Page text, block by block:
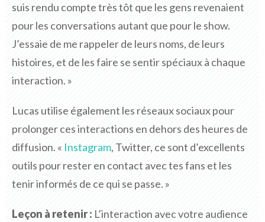
suis rendu compte très tôt que les gens revenaient
pour les conversations autant que pour le show.
J’essaie de me rappeler de leurs noms, de leurs
histoires, et de les faire se sentir spéciaux à chaque
interaction. »
Lucas utilise également les réseaux sociaux pour
prolonger ces interactions en dehors des heures de
diffusion. « Instagram, Twitter, ce sont d’excellents
outils pour rester en contact avec tes fans et les
tenir informés de ce qui se passe. »
Leçon à retenir : L’interaction avec votre audience